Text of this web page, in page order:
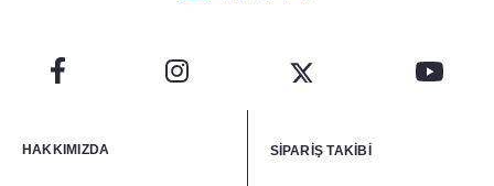
HAKKIMIZDA SİPARİŞ TAKİBİ